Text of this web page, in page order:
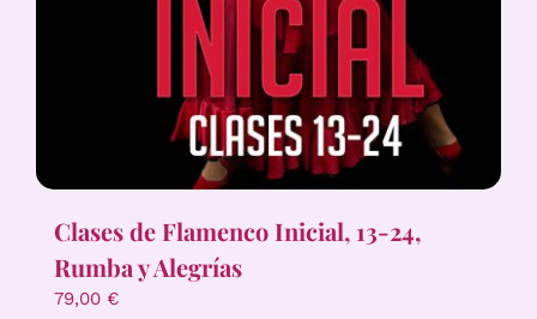
Clases de Flamenco Inicial, 13-24,
Rumba y Alegrías
79,00 €